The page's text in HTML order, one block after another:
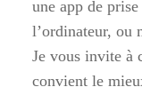
une app de
l’ordinateur, ou
Je vous invite à
convient le